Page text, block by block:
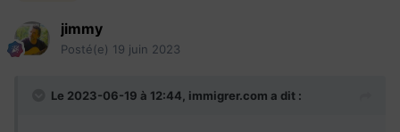
jimmy
Posté(e) 19 juin 2023
Le 2023-06-19 à 12:44, immigrer.com a dit :